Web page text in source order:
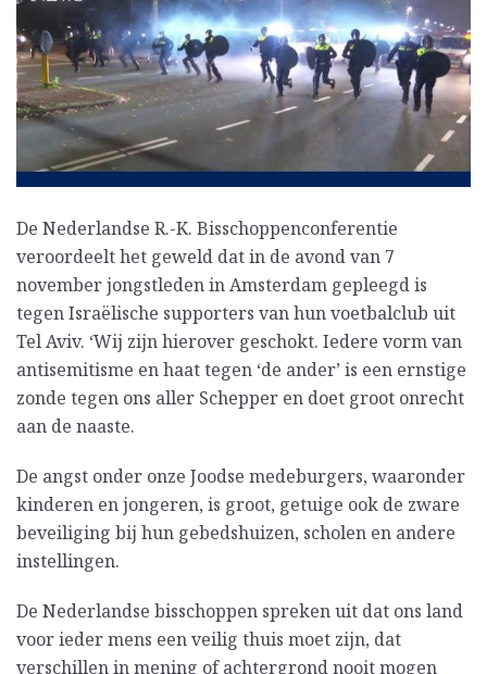
De Nederlandse R.-K. Bisschoppenconferentie
veroordeelt het geweld dat in de avond van 7
november jongstleden in Amsterdam gepleegd is
tegen Israëlische supporters van hun voetbalclub uit
Tel Aviv. ‘Wij zijn hierover geschokt. Iedere vorm van
antisemitisme en haat tegen ‘de ander’ is een ernstige
zonde tegen ons aller Schepper en doet groot onrecht
aan de naaste.
De angst onder onze Joodse medeburgers, waaronder
kinderen en jongeren, is groot, getuige ook de zware
beveiliging bij hun gebedshuizen, scholen en andere
instellingen.
De Nederlandse bisschoppen spreken uit dat ons land
voor ieder mens een veilig thuis moet zijn, dat
verschillen in mening of achtergrond nooit mogen